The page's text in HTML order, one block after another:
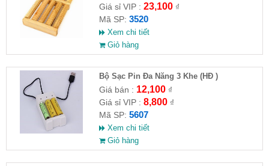
Giá sỉ VIP : 23,100₫
Mã SP: 3520
Xem chi tiết
Giỏ hàng
Bộ Sạc Pin Đa Năng 3 Khe (HĐ )
Giá bán : 12,100₫
Giá sỉ VIP : 8,800₫
Mã SP: 5607
Xem chi tiết
Giỏ hàng